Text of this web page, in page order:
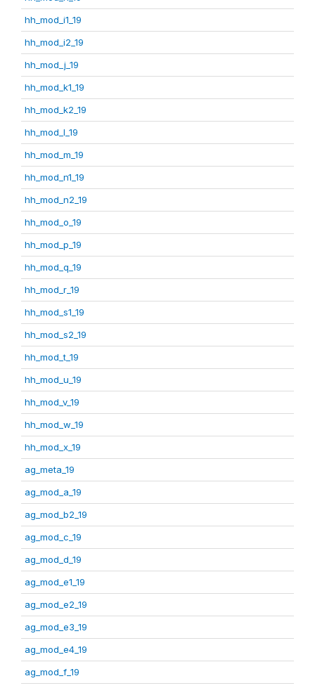
hh_mod_i1_19
hh_mod_i2_19
hh_mod_j_19
hh_mod_k1_19
hh_mod_k2_19
hh_mod_l_19
hh_mod_m_19
hh_mod_n1_19
hh_mod_n2_19
hh_mod_o_19
hh_mod_p_19
hh_mod_q_19
hh_mod_r_19
hh_mod_s1_19
hh_mod_s2_19
hh_mod_t_19
hh_mod_u_19
hh_mod_v_19
hh_mod_w_19
hh_mod_x_19
ag_meta_19
ag_mod_a_19
ag_mod_b2_19
ag_mod_c_19
ag_mod_d_19
ag_mod_e1_19
ag_mod_e2_19
ag_mod_e3_19
ag_mod_e4_19
ag_mod_f_19